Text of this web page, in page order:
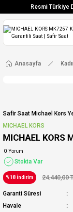
Resmi Türkiye
Anasayfa
Safir Saat Michael Kors
MICHAEL KORS
MICHAEL KORS
0 Yorum
Stokta Var
%18 İndirim 24.440,00
Garanti Süresi
Havale